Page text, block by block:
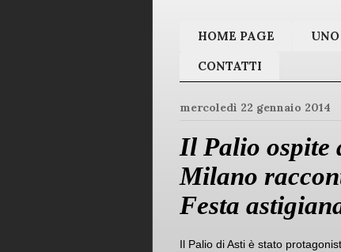
HOME PAGE
CONTATTI
mercoledì 22 gennaio 2014
Il Palio ospite
Milano
Festa
Il Palio di Asti è stato